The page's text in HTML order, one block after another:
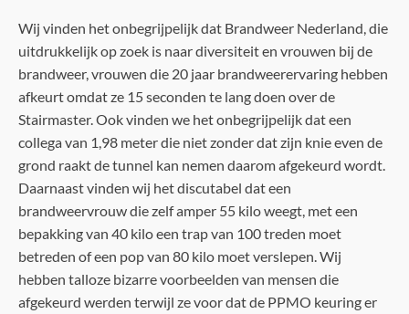
Wij vinden het onbegrijpelijk dat Brandweer Nederland, die
uitdrukkelijk op zoek is naar diversiteit en vrouwen bij de
brandweer, vrouwen die 20 jaar brandweerervaring hebben
afkeurt omdat ze 15 seconden te lang doen over de
Stairmaster. Ook vinden we het onbegrijpelijk dat een
collega van 1,98 meter die niet zonder dat zijn knie even de
grond raakt de tunnel kan nemen daarom afgekeurd wordt.
Daarnaast vinden wij het discutabel dat een
brandweervrouw die zelf amper 55 kilo weegt, met een
bepakking van 40 kilo een trap van 100 treden moet
betreden of een pop van 80 kilo moet verslepen. Wij
hebben talloze bizarre voorbeelden van mensen die
afgekeurd werden terwijl ze voor dat de PPMO keuring er